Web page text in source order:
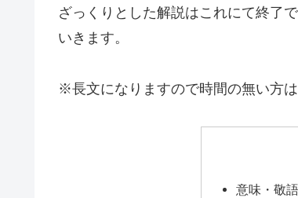
ざっくりとした解説はこれにて終了
いきます。
※長文になりますので時間の無い方
意味・敬